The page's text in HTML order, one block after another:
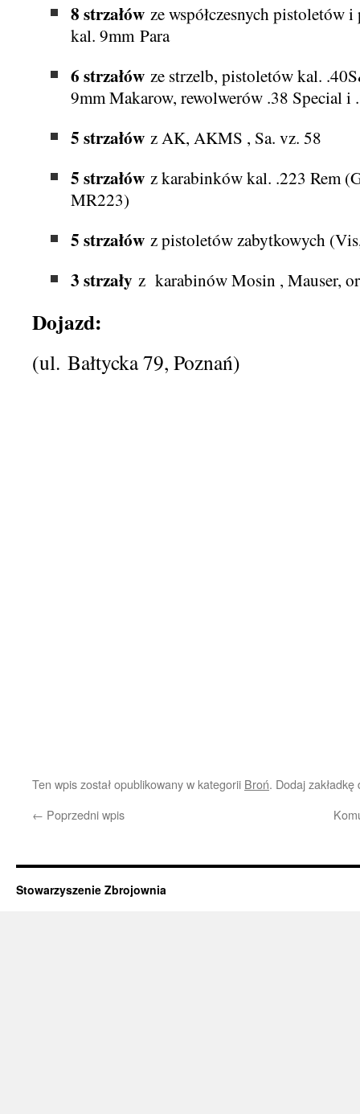
8 strzałów ze współczesnych pistoletów
kal. 9mm Para
6 strzałów ze strzelb, pistoletów kal.
9mm Makarow, rewolwerów .38 Special i
5 strzałów z AK, AKMS , Sa. vz. 58
5 strzałów z karabinków kal. .223 Rem
MR223)
5 strzałów z pistoletów zabytkowych
3 strzały z karabinów Mosin , Mauser,
Dojazd:
(ul. Bałtycka 79, Poznań)
Ten wpis został opublikowany w kategorii Broń. Dodaj
← Poprzedni wpis
Stowarzyszenie Zbrojownia